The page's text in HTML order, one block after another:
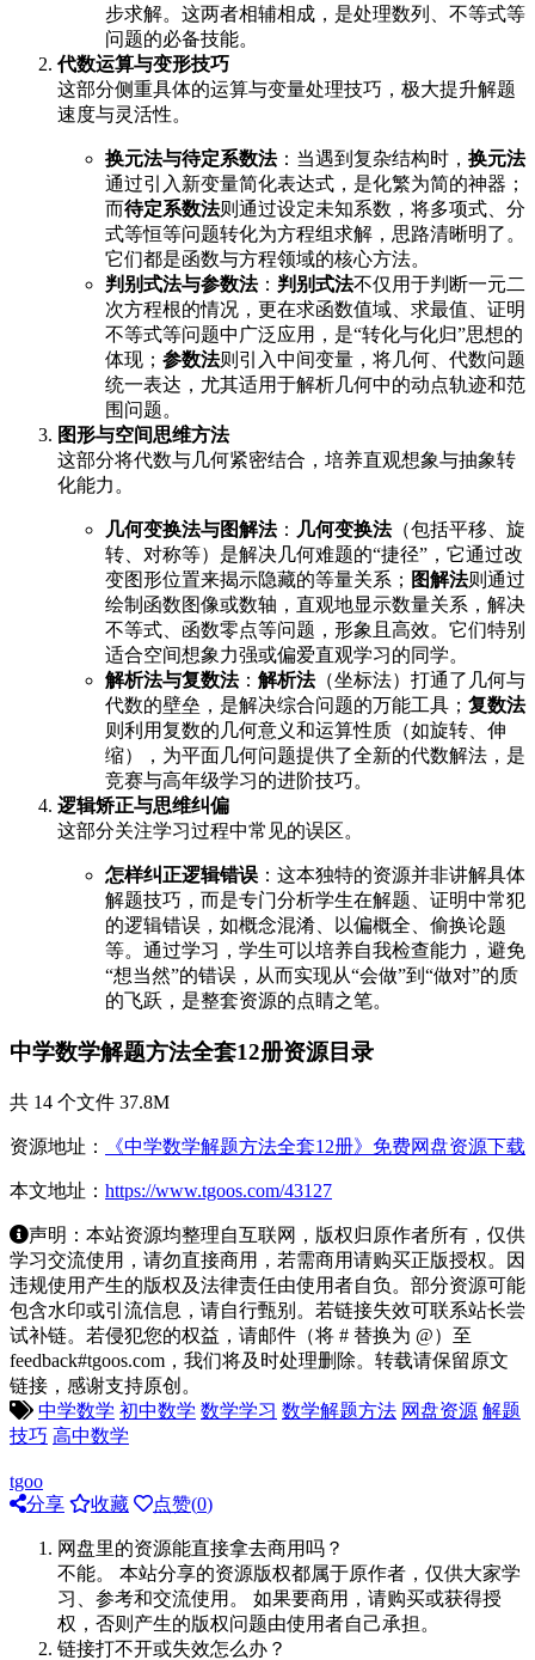
步求解。这两者相辅相成，是处理数列、不等式等
问题的必备技能。
代数运算与变形技巧
这部分侧重具体的运算与变量处理技巧，极大提升解题
速度与灵活性。
换元法与待定系数法：当遇到复杂结构时， 换元法
通过引入新变量简化表达式，是化繁为简的神器；
而待定系数法则通过设定未知系数，将多项式、分
式等恒等问题转化为方程组求解，思路清晰明了。
它们都是函数与方程领域的核心方法。
判别式法与参数法： 判别式法不仅用于判断一元二
次方程根的情况，更在求函数值域、求最值、证明
不等式等问题中广泛应用，是“转化与化归”思想的
体现； 参数法则引入中间变量，将几何、代数问题
统一表达，尤其适用于解析几何中的动点轨迹和范
围问题。
图形与空间思维方法
这部分将代数与几何紧密结合，培养直观想象与抽象转
化能力。
几何变换法与图解法： 几何变换法（包括平移、旋
转、对称等）是解决几何难题的“捷径”，它通过改
变图形位置来揭示隐藏的等量关系； 图解法则通过
绘制函数图像或数轴，直观地显示数量关系，解决
不等式、函数零点等问题，形象且高效。它们特别
适合空间想象力强或偏爱直观学习的同学。
解析法与复数法： 解析法（坐标法）打通了几何与
代数的壁垒，是解决综合问题的万能工具； 复数法
则利用复数的几何意义和运算性质（如旋转、伸
缩），为平面几何问题提供了全新的代数解法，是
竞赛与高年级学习的进阶技巧。
逻辑矫正与思维纠偏
这部分关注学习过程中常见的误区。
怎样纠正逻辑错误 ：这本独特的资源并非讲解具体
解题技巧，而是专门分析学生在解题、证明中常犯
的逻辑错误，如概念混淆、以偏概全、偷换论题
等。通过学习，学生可以培养自我检查能力，避免
“想当然”的错误，从而实现从“会做”到“做对”的质
的飞跃，是整套资源的点睛之笔。
中学数学解题方法全套12册资源目录
共 14 个文件 37.8M
资源地址： 《中学数学解题方法全套12册》免费网盘资源下载
本文地址： https://www.tgoos.com/43127
声明：本站资源均整理自互联网，版权归原作者所有，仅供
学习交流使用，请勿直接商用，若需商用请购买正版授权。因
违规使用产生的版权及法律责任由使用者自负。部分资源可能
包含水印或引流信息，请自行甄别。若链接失效可联系站长尝
试补链。若侵犯您的权益，请邮件（将 # 替换为 @）至
feedback#tgoos.com，我们将及时处理删除。转载请保留原文
链接，感谢支持原创。
中学数学 初中数学 数学学习 数学解题方法 网盘资源 解题
技巧 高中数学
tgoo
分享
收藏 点赞(0)
网盘里的资源能直接拿去商用吗？
不能。 本站分享的资源版权都属于原作者，仅供大家学
习、参考和交流使用。 如果要商用，请购买或获得授
权，否则产生的版权问题由使用者自己承担。
链接打不开或失效怎么办？